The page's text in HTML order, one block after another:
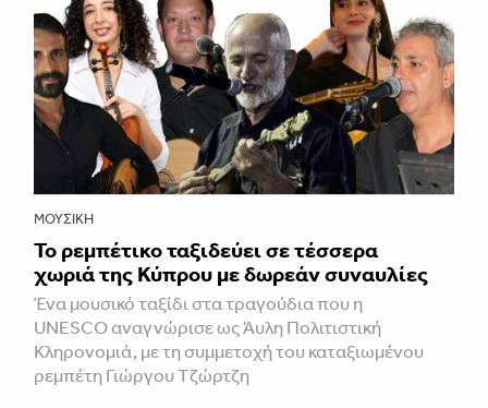
ΜΟΥΣΙΚΉ
Το ρεμπέτικο ταξιδεύει σε τέσσερα
χωριά της Κύπρου με δωρεάν συναυλίες
Ένα μουσικό ταξίδι στα τραγούδια που η
UNESCO αναγνώρισε ως Άυλη Πολιτιστική
Κληρονομιά, με τη συμμετοχή του καταξιωμένου
ρεμπέτη Γιώργου Τζώρτζη